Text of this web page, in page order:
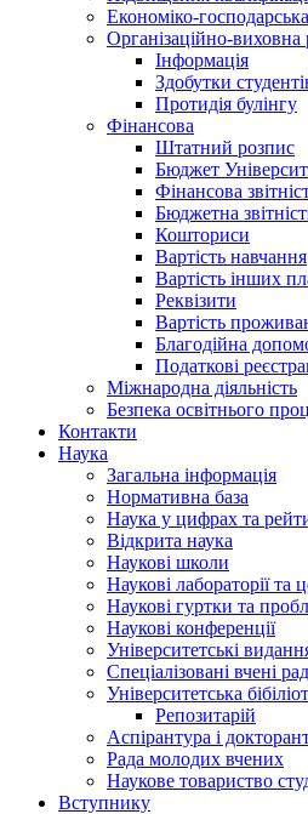
Економіко-господарська
Організаційно-виховна
Інформація
Здобутки
Протидія булінгу
Фінансова
Штатний розпис
Бюджет
Фінансова
Бюджетна
Кошториси
Вартість навчання
Вартість інших
Реквізити
Вартість
Благодійна
Податкові
Міжнародна діяльність
Безпека освітнього
Контакти
Наука
Загальна інформація
Нормативна база
Наука у цифрах та
Відкрита наука
Наукові школи
Наукові лабораторії та
Наукові гуртки та
Наукові конференції
Університетські
Спеціалізовані вчені
Університетська
Репозитарій
Аспірантура і
Рада молодих вчених
Наукове товариство
Вступнику